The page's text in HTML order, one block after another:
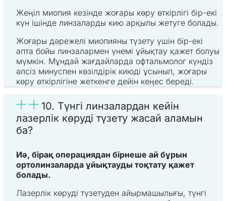
Жеңіл миопия кезінде жоғары көру өткірлігі бір-екі
күн ішінде линзаларды кию арқылы жетуге болады.
Жоғары дәрежелі миопияны түзету үшін бір-екі
апта бойы линзалармен үнемі ұйықтау қажет болуы
мүмкін. Мұндай жағдайларда офтальмолог күндіз
әлсіз минуспен көзілдірік киюді ұсынып, жоғары
көру өткірлігіне жеткенге дейін кеңес береді.
10. Түнгі линзалардан кейін
лазерлік көруді түзету жасай аламын
ба?
Иә, бірақ операциядан бірнеше ай бұрын
ортолинзаларда ұйықтауды тоқтату қажет
болады.
Лазерлік көруді түзетуден айырмашылығы, түнгі